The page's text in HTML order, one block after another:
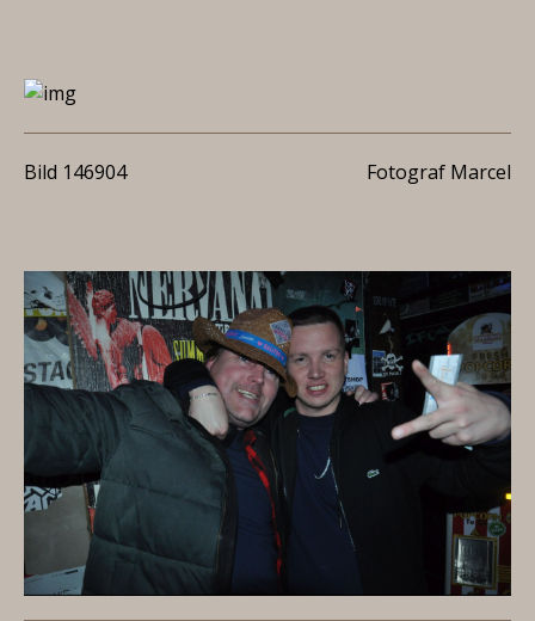
Bild 146904 Fotograf Marcel